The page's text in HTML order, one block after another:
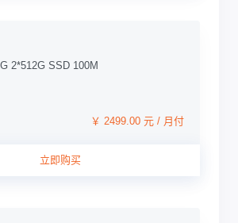
2*512G SSD 100M
￥ 2499.00 元 / 月付
立即购买